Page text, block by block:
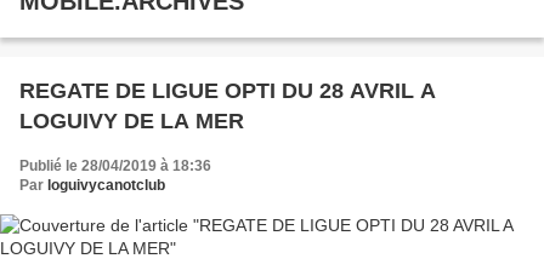
REGATE DE LIGUE OPTI DU 28 AVRIL A
LOGUIVY DE LA MER
Publié le 28/04/2019 à 18:36
Par loguivycanotclub